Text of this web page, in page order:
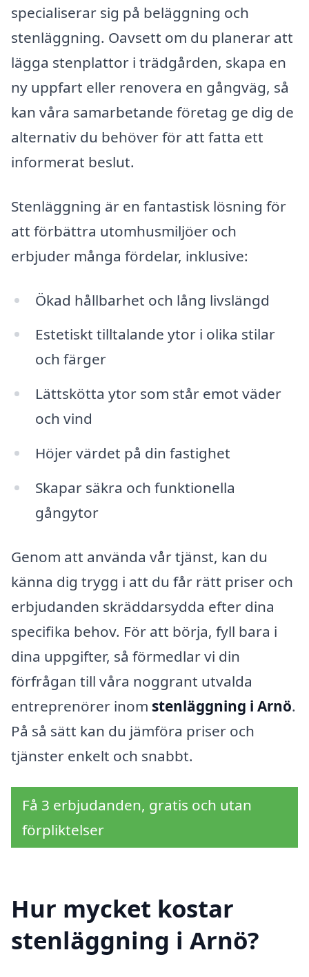
specialiserar sig på beläggning och
stenläggning. Oavsett om du planerar att
lägga stenplattor i trädgården, skapa en
ny uppfart eller renovera en gångväg, så
kan våra samarbetande företag ge dig de
alternativ du behöver för att fatta ett
informerat beslut.
Stenläggning är en fantastisk lösning för
att förbättra utomhusmiljöer och
erbjuder många fördelar, inklusive:
Ökad hållbarhet och lång livslängd
Estetiskt tilltalande ytor i olika stilar
och färger
Lättskötta ytor som står emot väder
och vind
Höjer värdet på din fastighet
Skapar säkra och funktionella
gångytor
Genom att använda vår tjänst, kan du
känna dig trygg i att du får rätt priser och
erbjudanden skräddarsydda efter dina
specifika behov. För att börja, fyll bara i
dina uppgifter, så förmedlar vi din
förfrågan till våra noggrant utvalda
entreprenörer inom stenläggning i Arnö.
På så sätt kan du jämföra priser och
tjänster enkelt och snabbt.
Få 3 erbjudanden, gratis och utan
förpliktelser
Hur mycket kostar
stenläggning i Arnö?